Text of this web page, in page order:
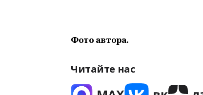
Фото автора.
Читайте нас